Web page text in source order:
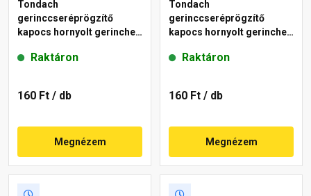
Tondach
gerinccseréprögzítő
kapocs hornyolt gerinchez
Raktáron
160 Ft / db
Megnézem
Tondach
gerinccseréprögzítő
kapocs hornyolt gerinchez
Raktáron
160 Ft / db
Megnézem